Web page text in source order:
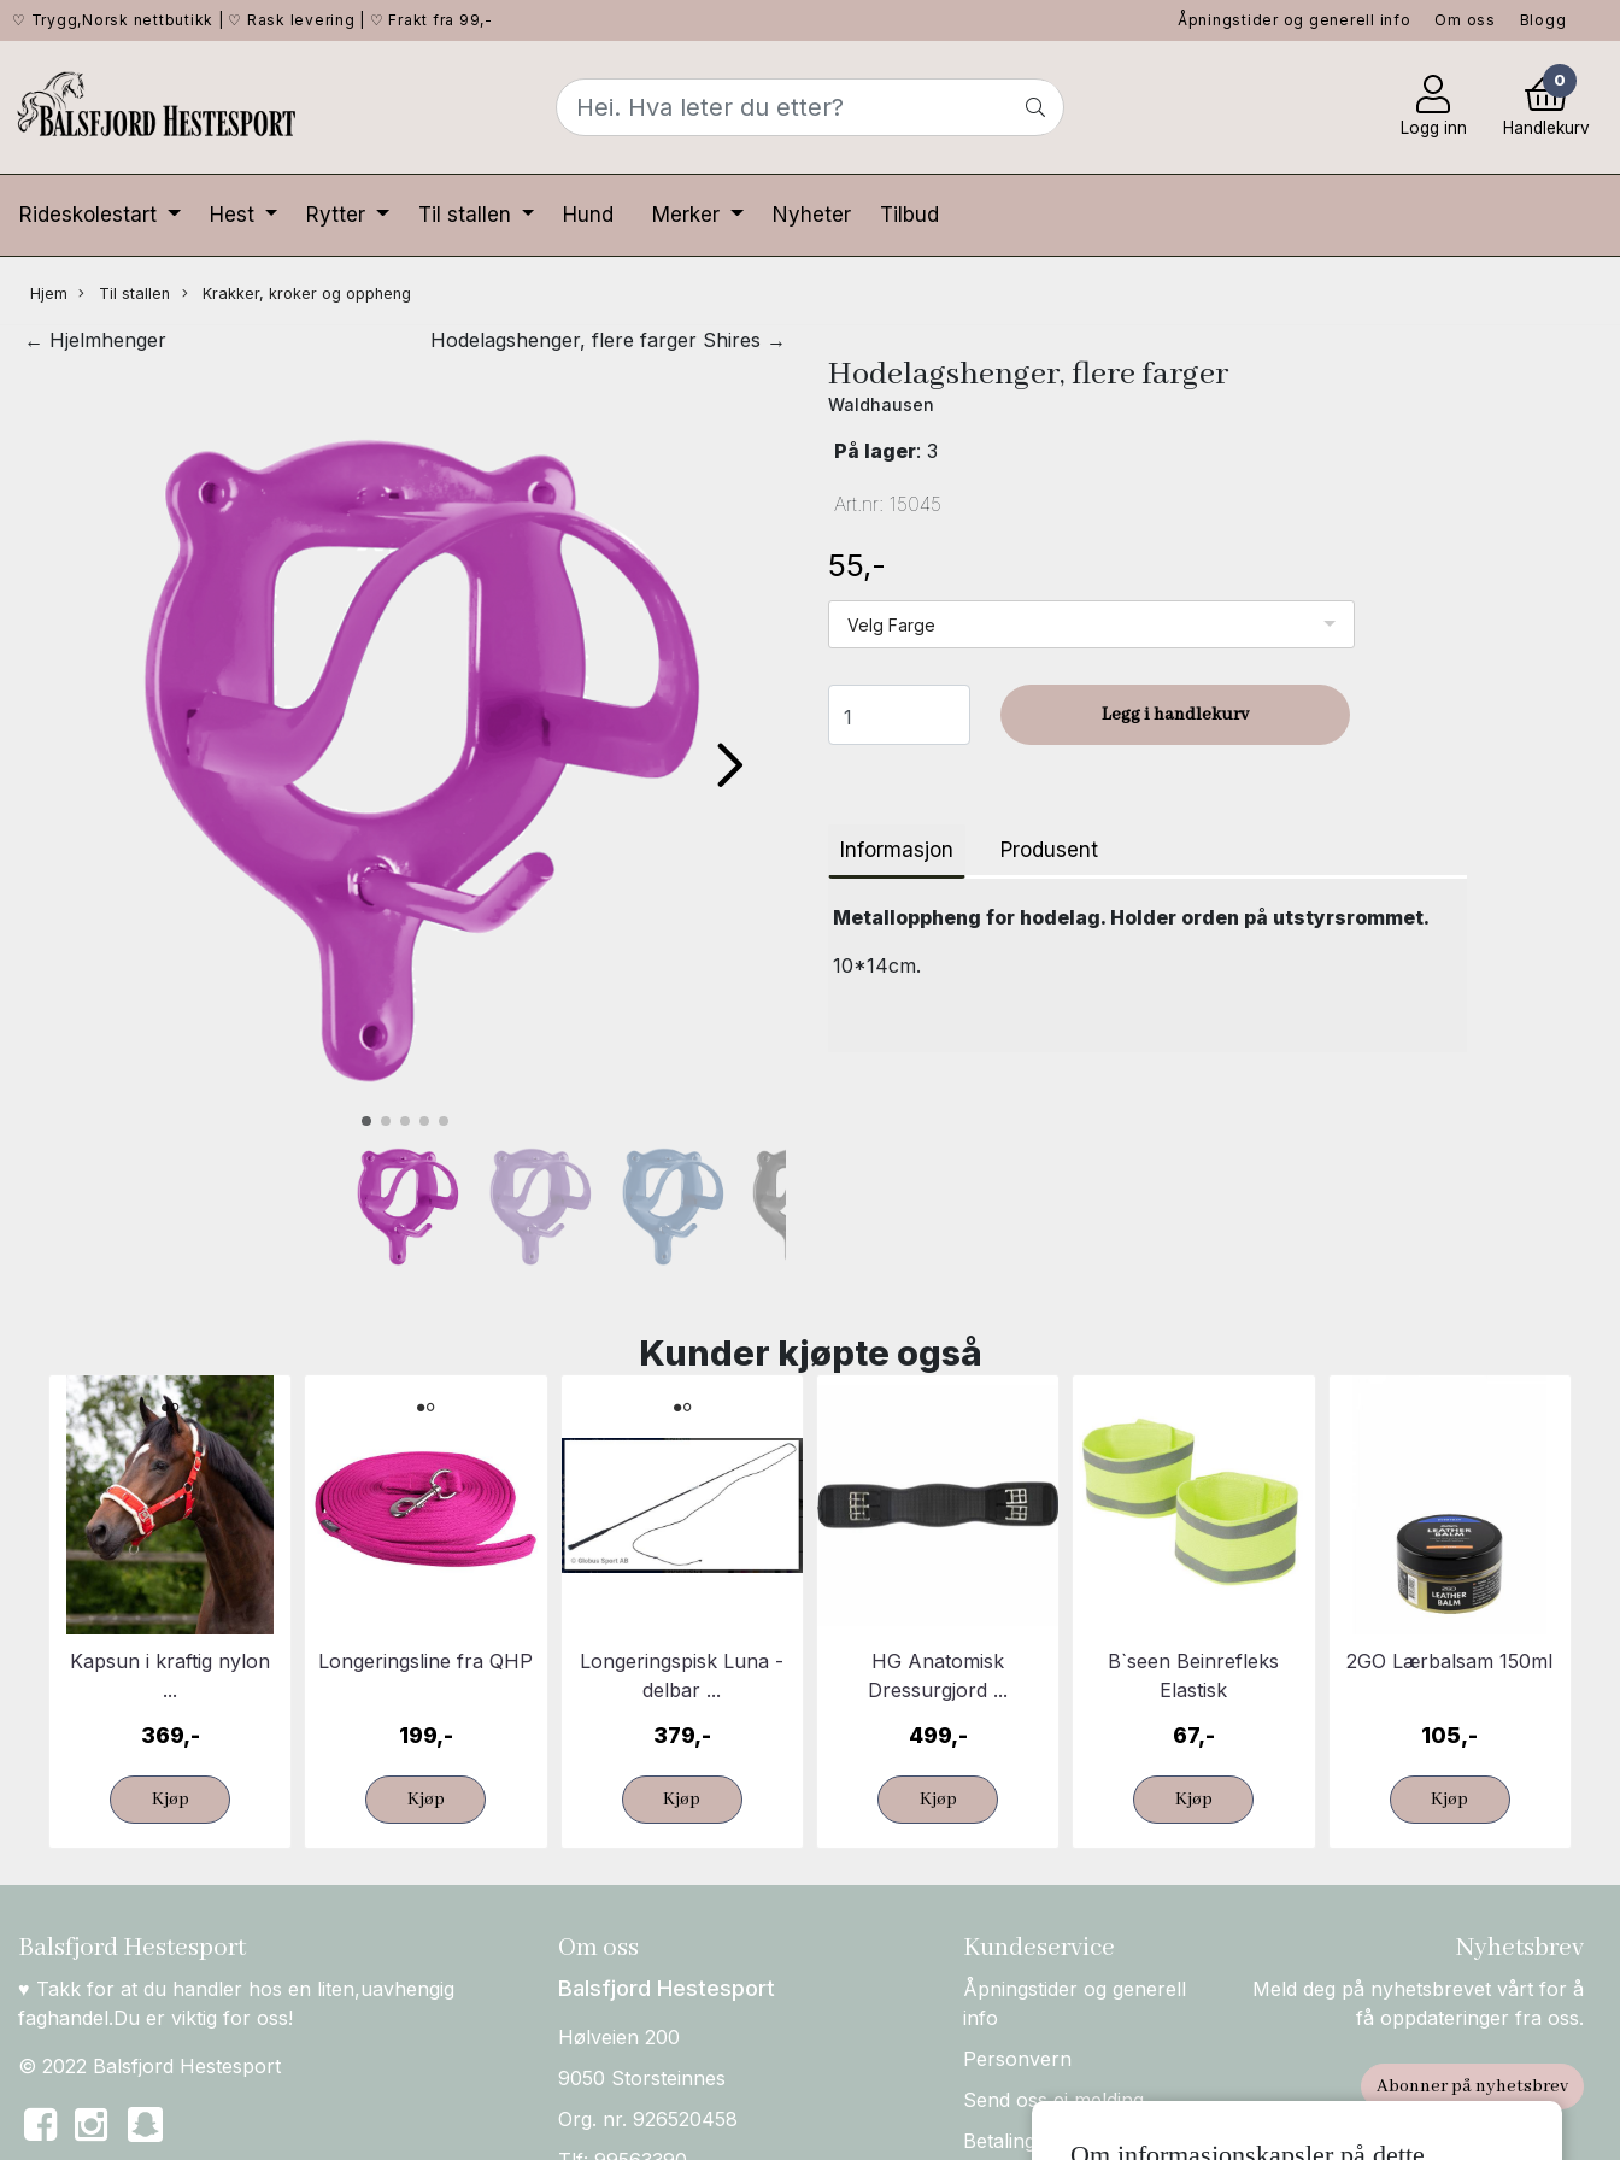
♡ Trygg,Norsk nettbutikk ♡ Rask levering ♡ Frakt fra 99,- Åpningstider og generell info Om oss Blogg
Logg inn
0
Handlekurv
Rideskolestart Hest Rytter Til stallen Hund Merker Nyheter Tilbud
Hjem Til stallen Krakker, kroker og oppheng
Hodelagshenger, flere farger Shires →
← Hjelmhenger
Hodelagshenger, flere farger
Waldhausen
På lager: 3
Art.nr: 15045
55,-
Velg Farge
Legg i handlekurv
Informasjon Produsent
Metalloppheng for hodelag. Holder orden på utstyrsrommet.
10*14cm.
Kunder kjøpte også
Kapsun i kraftig nylon
...
369,-
Kjøp
Longeringsline fra QHP
199,-
Kjøp
Longeringspisk Luna -
delbar ...
379,-
Kjøp
HG Anatomisk
Dressurgjord ...
499,-
Kjøp
B`seen Beinrefleks
Elastisk
67,-
Kjøp
2GO Lærbalsam 150ml
105,-
Kjøp
Balsfjord Hestesport
♥ Takk for at du handler hos en liten,uavhengig
faghandel.Du er viktig for oss!
© 2022 Balsfjord Hestesport
Om oss
Balsfjord Hestesport
Hølveien 200
9050 Storsteinnes
Org. nr. 926520458
Kundeservice
Åpningstider og generell
info
Personvern
Send oss ei melding
Betaling, Forsendelse og
Nyhetsbrev
Meld deg på nyhetsbrevet vårt for å
få oppdateringer fra oss.
Abonner på nyhetsbrev